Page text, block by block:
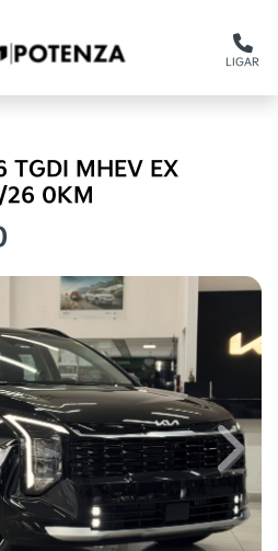
LIGAR
TGDI MHEV EX
26 0KM
Next